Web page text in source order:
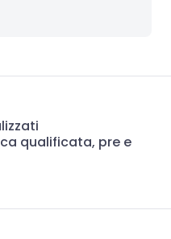
qualificata, pre e